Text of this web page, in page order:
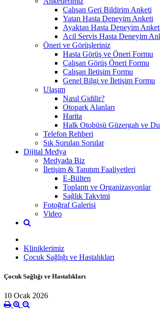
Çalışan Geri Bildirim Anketi
Yatan Hasta Deneyim Anketi
Ayaktan Hasta Deneyim
Acil Servis Hasta Deneyim
Öneri ve Görüşleriniz
Hasta Görüş ve Öneri Formu
Çalışan Görüş Öneri Formu
Çalışan İletişim Formu
Genel Bilgi ve İletişim Formu
Ulaşım
Nasıl Gidilir?
Otopark Alanları
Harita
Halk Otobüsü Güzergah ve
Telefon Rehberi
Sık Sorulan Sorular
Dijital Medya
Medyada Biz
İletişim & Tanıtım Faaliyetleri
E-Bülten
Toplantı ve Organizasyonlar
Sağlık Takvimi
Fotoğraf Galerisi
Video
Kliniklerimiz
Çocuk Sağlığı ve Hastalıkları
Çocuk Sağlığı ve Hastalıkları
10 Ocak 2026